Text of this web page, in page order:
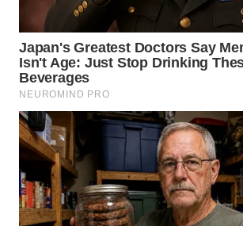
WN
DANAU
TOBA
WN
NIAS
WN
LANGKAT
WN
TAPANULI